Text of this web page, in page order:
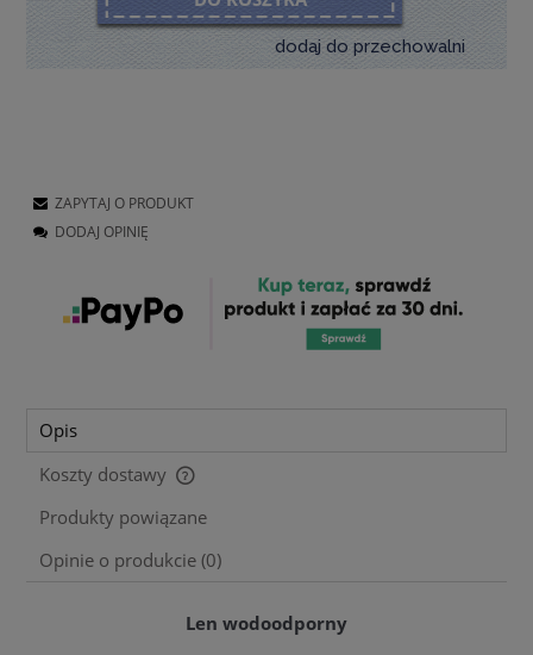
dodaj do przechowalni
ZAPYTAJ O PRODUKT
DODAJ OPINIĘ
Opis
Koszty dostawy
Cena nie zawiera ewentualnych kosztów płatności
Produkty powiązane
Opinie o produkcie (0)
Len wodoodporny